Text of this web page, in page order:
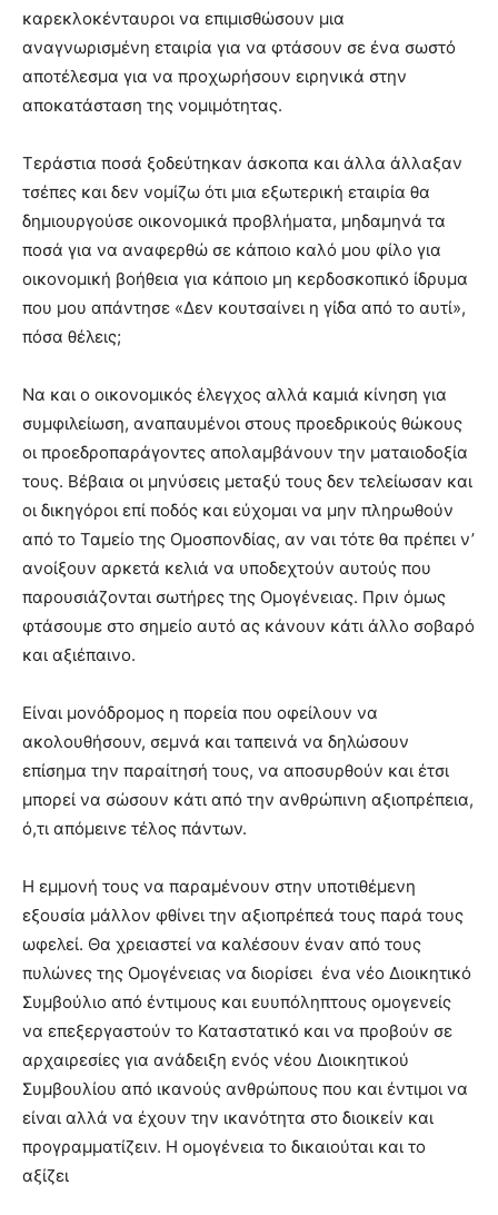
καρεκλοκένταυροι να επιμισθώσουν μια
αναγνωρισμένη εταιρία για να φτάσουν σε ένα σωστό
αποτέλεσμα για να προχωρήσουν ειρηνικά στην
αποκατάσταση της νομιμότητας.
Τεράστια ποσά ξοδεύτηκαν άσκοπα και άλλα άλλαξαν
τσέπες και δεν νομίζω ότι μια εξωτερική εταιρία θα
δημιουργούσε οικονομικά προβλήματα, μηδαμηνά τα
ποσά για να αναφερθώ σε κάποιο καλό μου φίλο για
οικονομική βοήθεια για κάποιο μη κερδοσκοπικό ίδρυμα
που μου απάντησε «Δεν κουτσαίνει η γίδα από το αυτί»,
πόσα θέλεις;
Να και ο οικονομικός έλεγχος αλλά καμιά κίνηση για
συμφιλείωση, αναπαυμένοι στους προεδρικούς θώκους
οι προεδροπαράγοντες απολαμβάνουν την ματαιοδοξία
τους. Βέβαια οι μηνύσεις μεταξύ τους δεν τελείωσαν και
οι δικηγόροι επί ποδός και εύχομαι να μην πληρωθούν
από το Ταμείο της Ομοσπονδίας, αν ναι τότε θα πρέπει ν’
ανοίξουν αρκετά κελιά να υποδεχτούν αυτούς που
παρουσιάζονται σωτήρες της Ομογένειας. Πριν όμως
φτάσουμε στο σημείο αυτό ας κάνουν κάτι άλλο σοβαρό
και αξιέπαινο.
Είναι μονόδρομος η πορεία που οφείλουν να
ακολουθήσουν, σεμνά και ταπεινά να δηλώσουν
επίσημα την παραίτησή τους, να αποσυρθούν και έτσι
μπορεί να σώσουν κάτι από την ανθρώπινη αξιοπρέπεια,
ό,τι απόμεινε τέλος πάντων.
Η εμμονή τους να παραμένουν στην υποτιθέμενη
εξουσία μάλλον φθίνει την αξιοπρέπεά τους παρά τους
ωφελεί. Θα χρειαστεί να καλέσουν έναν από τους
πυλώνες της Ομογένειας να διορίσει ένα νέο Διοικητικό
Συμβούλιο από έντιμους και ευυπόληπτους ομογενείς
να επεξεργαστούν το Καταστατικό και να προβούν σε
αρχαιρεσίες για ανάδειξη ενός νέου Διοικητικού
Συμβουλίου από ικανούς ανθρώπους που και έντιμοι να
είναι αλλά να έχουν την ικανότητα στο διοικείν και
προγραμματίζειν. Η ομογένεια το δικαιούται και το
αξίζει